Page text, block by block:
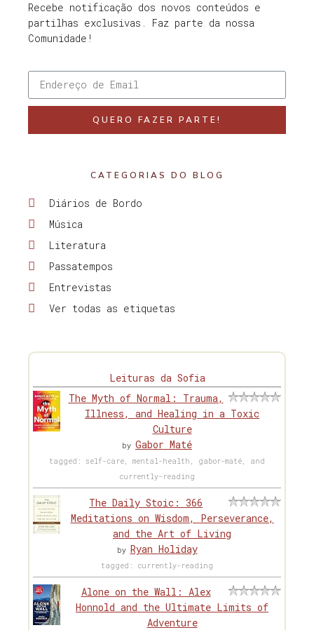
Recebe notificação dos novos conteúdos e
partilhas exclusivas. Faz parte da nossa
Comunidade!
QUERO FAZER PARTE!
CATEGORIAS DO BLOG
Diários de Bordo
Música
Literatura
Passatempos
Entrevistas
Ver todas as etiquetas
Leituras da Sofia
The Myth of Normal: Trauma,
Illness, and Healing in a Toxic
Culture
by Gabor Maté
tagged: self-care, mental-health, gabor-maté, and
currently-reading
The Daily Stoic: 366
Meditations on Wisdom, Perseverance,
and the Art of Living
by Ryan Holiday
tagged: currently-reading
Alone on the Wall: Alex
Honnold and the Ultimate Limits of
Adventure